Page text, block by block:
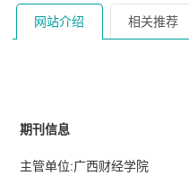
网站介绍 相关推荐
期刊信息
主管单位:广西财经学院